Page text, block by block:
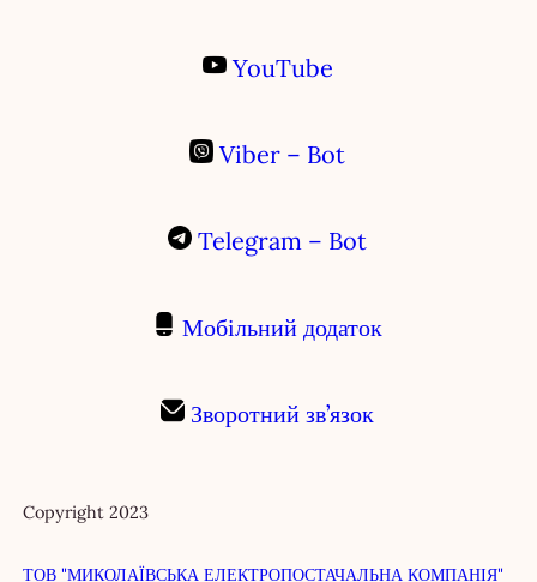
YouTube
Viber – Bot
Telegram – Bot
Мобільний додаток
Зворотний зв’язок
Copyright 2023
ТОВ "МИКОЛАЇВСЬКА ЕЛЕКТРОПОСТАЧАЛЬНА КОМПАНІЯ"